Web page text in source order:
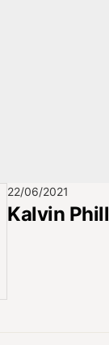
22/06/2021
Kalvin